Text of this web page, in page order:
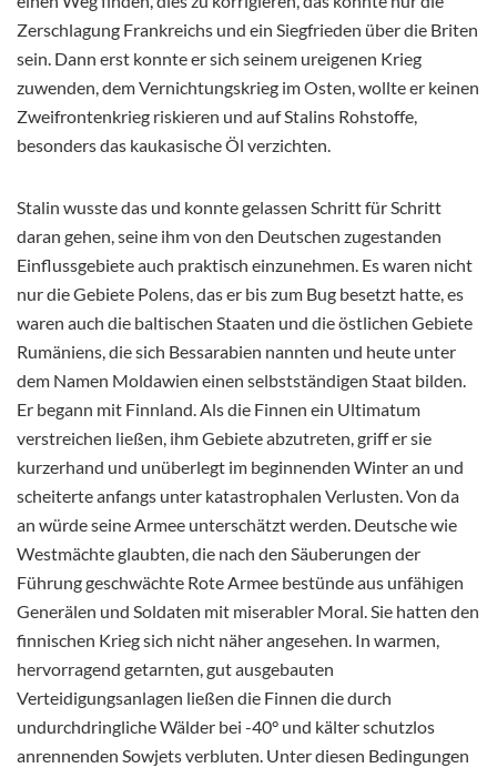
Zerschlagung Frankreichs und ein Siegfrieden über die Briten
sein. Dann erst konnte er sich seinem ureigenen Krieg
zuwenden, dem Vernichtungskrieg im Osten, wollte er keinen
Zweifrontenkrieg riskieren und auf Stalins Rohstoffe,
besonders das kaukasische Öl verzichten.
Stalin wusste das und konnte gelassen Schritt für Schritt
daran gehen, seine ihm von den Deutschen zugestanden
Einflussgebiete auch praktisch einzunehmen. Es waren nicht
nur die Gebiete Polens, das er bis zum Bug besetzt hatte, es
waren auch die baltischen Staaten und die östlichen Gebiete
Rumäniens, die sich Bessarabien nannten und heute unter
dem Namen Moldawien einen selbstständigen Staat bilden.
Er begann mit Finnland. Als die Finnen ein Ultimatum
verstreichen ließen, ihm Gebiete abzutreten, griff er sie
kurzerhand und unüberlegt im beginnenden Winter an und
scheiterte anfangs unter katastrophalen Verlusten. Von da
an würde seine Armee unterschätzt werden. Deutsche wie
Westmächte glaubten, die nach den Säuberungen der
Führung geschwächte Rote Armee bestünde aus unfähigen
Generälen und Soldaten mit miserabler Moral. Sie hatten den
finnischen Krieg sich nicht näher angesehen. In warmen,
hervorragend getarnten, gut ausgebauten
Verteidigungsanlagen ließen die Finnen die durch
undurchdringliche Wälder bei -40° und kälter schutzlos
anrennenden Sowjets verbluten. Unter diesen Bedingungen